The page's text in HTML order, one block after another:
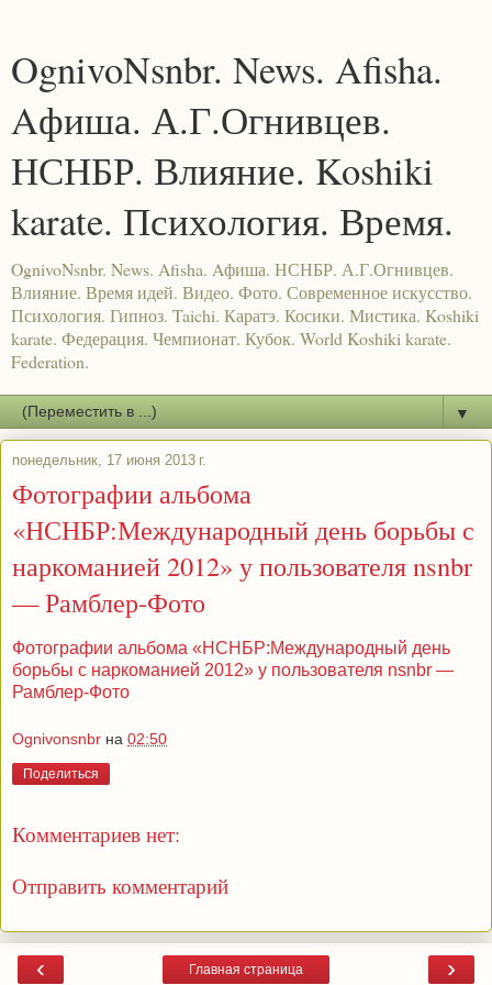
OgnivoNsnbr. News. Afisha.
Aфиша. А.Г.Огнивцев.
НСНБР. Влияние. Koshiki
karate. Психология. Время.
OgnivoNsnbr. News. Afisha. Aфиша. НСНБР. А.Г.Огнивцев.
Влияние. Время идей. Видео. Фото. Современное искусство.
Психология. Гипноз. Taichi. Каратэ. Косики. Мистика. Koshiki
karate. Федерация. Чемпионат. Кубок. World Koshiki karate.
Federation.
▼
понедельник, 17 июня 2013 г.
Фотографии альбома
«НСНБР:Международный день борьбы с
наркоманией 2012» у пользователя nsnbr
— Рамблер-Фото
Фотографии альбома «НСНБР:Международный день
борьбы с наркоманией 2012» у пользователя nsnbr —
Рамблер-Фото
Ognivonsnbr на 02:50
Поделиться
Комментариев нет:
Отправить комментарий
‹ ›
Главная страница